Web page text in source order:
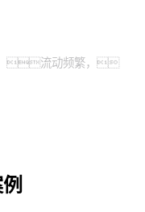
，流动频繁，